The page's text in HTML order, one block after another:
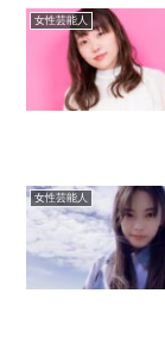
女性芸能人
女性芸能人